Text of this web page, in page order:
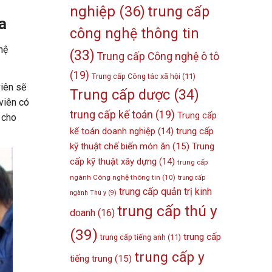
sẽ
có
nghiệp (36) trung cấp
công nghệ thông tin
(33) Trung cấp Công nghệ ô tô
(19) Trung cấp Công tác xã hội (11)
Trung cấp dược (34)
trung cấp kế toán (19) Trung cấp
kế toán doanh nghiệp (14) trung cấp
kỹ thuật chế biến món ăn (15) Trung
cấp kỹ thuật xây dựng (14) trung cấp
ngành Công nghệ thông tin (10) trung cấp
ngành Thú y (9) trung cấp quản trị kinh
doanh (16) trung cấp thú y
(39) trung cấp tiếng anh (11) trung cấp
tiếng trung (15) trung cấp y